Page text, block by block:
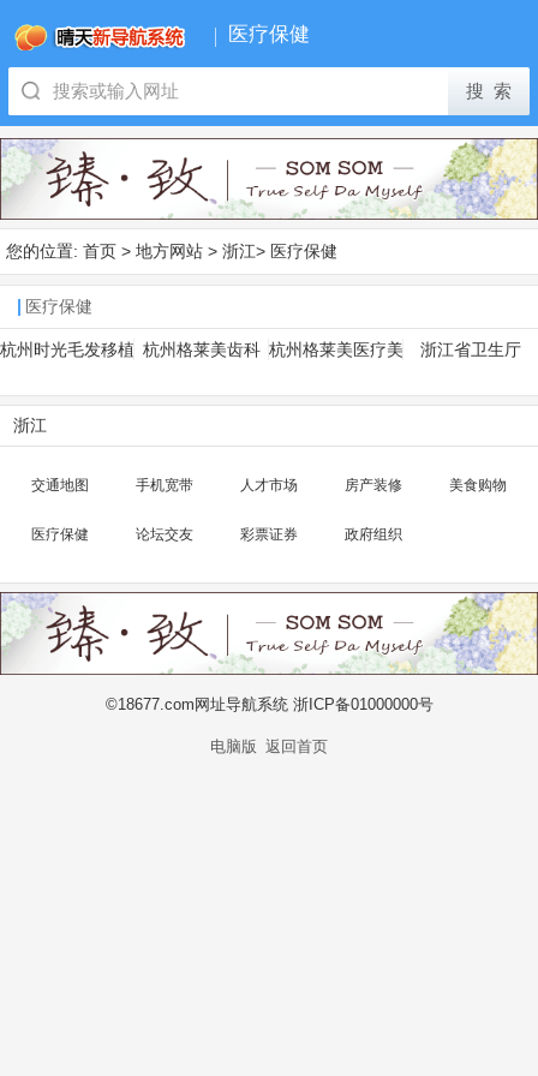
医疗保健
您的位置: 首页 > 地方网站 > 浙江> 医疗保健
医疗保健
杭州时光毛发移植 杭州格莱美齿科 杭州格莱美医疗美
容医院
浙江省卫生厅
浙江
交通地图 手机宽带 人才市场 房产装修 美食购物
医疗保健 论坛交友 彩票证券 政府组织
©18677.com网址导航系统 浙ICP备01000000号
电脑版 返回首页